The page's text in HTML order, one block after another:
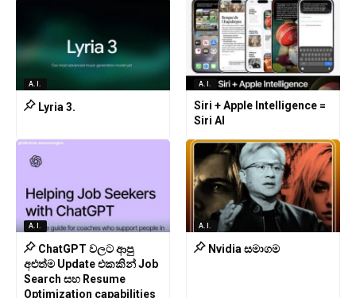
A.I.
Lyria 3.
A.I.
Siri + Apple Intelligence =
Siri AI
A.I.
ChatGPT වලට ආපු
අළුත්ම Update එකකින් Job
Search සහ Resume
Optimization capabilities
A.I.
Nvidia සමාගම